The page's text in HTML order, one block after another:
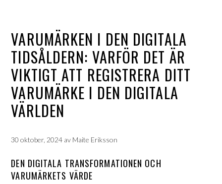
VARUMÄRKEN I DEN DIGITALA
TIDSÅLDERN: VARFÖR DET ÄR
VIKTIGT ATT REGISTRERA DITT
VARUMÄRKE I DEN DIGITALA
VÄRLDEN
30 oktober, 2024 av Maite Eriksson
DEN DIGITALA TRANSFORMATIONEN OCH
VARUMÄRKETS VÄRDE